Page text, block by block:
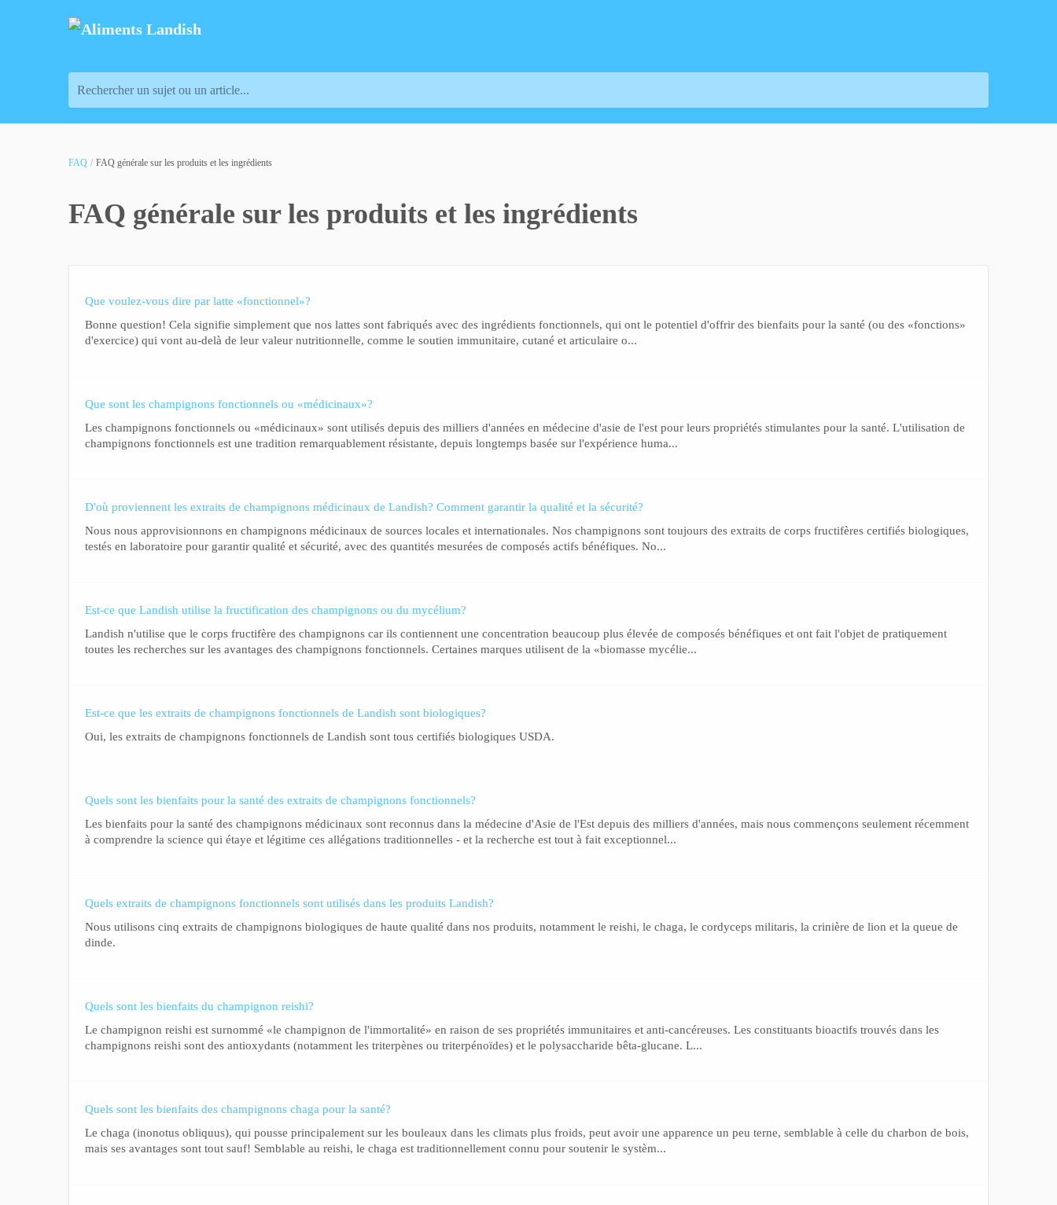
Rechercher un sujet ou un article...
FAQ FAQ générale sur les produits et les ingrédients
FAQ générale sur les produits et les ingrédients
Que voulez-vous dire par latte «fonctionnel»?
Bonne question! Cela signifie simplement que nos lattes sont fabriqués avec des ingrédients fonctionnels, qui ont le potentiel d'offrir des bienfaits pour la santé (ou des «fonctions»
d'exercice) qui vont au-delà de leur valeur nutritionnelle, comme le soutien immunitaire, cutané et articulaire o...
Que sont les champignons fonctionnels ou «médicinaux»?
Les champignons fonctionnels ou «médicinaux» sont utilisés depuis des milliers d'années en médecine d'asie de l'est pour leurs propriétés stimulantes pour la santé. L'utilisation de
champignons fonctionnels est une tradition remarquablement résistante, depuis longtemps basée sur l'expérience huma...
D'où proviennent les extraits de champignons médicinaux de Landish? Comment garantir la qualité et la sécurité?
Nous nous approvisionnons en champignons médicinaux de sources locales et internationales. Nos champignons sont toujours des extraits de corps fructifères certifiés biologiques,
testés en laboratoire pour garantir qualité et sécurité, avec des quantités mesurées de composés actifs bénéfiques. No...
Est-ce que Landish utilise la fructification des champignons ou du mycélium?
Landish n'utilise que le corps fructifère des champignons car ils contiennent une concentration beaucoup plus élevée de composés bénéfiques et ont fait l'objet de pratiquement
toutes les recherches sur les avantages des champignons fonctionnels. Certaines marques utilisent de la «biomasse mycélie...
Est-ce que les extraits de champignons fonctionnels de Landish sont biologiques?
Oui, les extraits de champignons fonctionnels de Landish sont tous certifiés biologiques USDA.
Quels sont les bienfaits pour la santé des extraits de champignons fonctionnels?
Les bienfaits pour la santé des champignons médicinaux sont reconnus dans la médecine d'Asie de l'Est depuis des milliers d'années, mais nous commençons seulement récemment
à comprendre la science qui étaye et légitime ces allégations traditionnelles - et la recherche est tout à fait exceptionnel...
Quels extraits de champignons fonctionnels sont utilisés dans les produits Landish?
Nous utilisons cinq extraits de champignons biologiques de haute qualité dans nos produits, notamment le reishi, le chaga, le cordyceps militaris, la crinière de lion et la queue de
dinde.
Quels sont les bienfaits du champignon reishi?
Le champignon reishi est surnommé «le champignon de l'immortalité» en raison de ses propriétés immunitaires et anti-cancéreuses. Les constituants bioactifs trouvés dans les
champignons reishi sont des antioxydants (notamment les triterpènes ou triterpénoïdes) et le polysaccharide bêta-glucane. L...
Quels sont les bienfaits des champignons chaga pour la santé?
Le chaga (inonotus obliquus), qui pousse principalement sur les bouleaux dans les climats plus froids, peut avoir une apparence un peu terne, semblable à celle du charbon de bois,
mais ses avantages sont tout sauf! Semblable au reishi, le chaga est traditionnellement connu pour soutenir le systèm...